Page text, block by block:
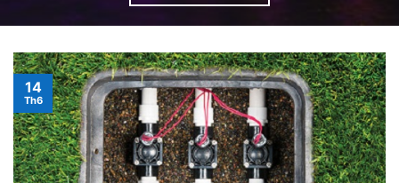
14
Th6